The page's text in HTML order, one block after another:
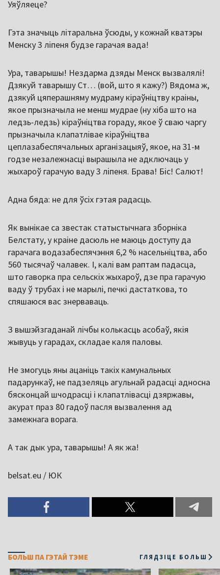
Уяўляеце?
Гэта значыць літаральна ўсюды, у кожнай кватэры
Менску 3 ліпеня будзе гарачая вада!
Ура, таварышы! Нездарма дзяды Менск вызвалялі!
Дзякуй таварышу Ст… (вой, што я кажу?) Вядома ж,
дзякуй цяперашняму мудраму кіраўніцтву краіны,
якое прызначыла не менш мудрае (ну хіба што на
ледзь-ледзь) кіраўніцтва гораду, якое ў сваю чаргу
прызначыла клапатлівае кіраўніцтва
цеплазабеспячальных арганізацыяў, якое, на 31-м
годзе незалежнасці вырашыла не адключаць у
жыхароў гарачую ваду 3 ліпеня. Брава! Біс! Салют!
Адна бяда: не для ўсіх гэтая радасць.
Як вынікае са звестак статыстычнага зборніка
Белстату, у краіне дасюль не маюць доступу да
гарачага водазабеспячэння 6,2 % насельніцтва, або
560 тысячаў чалавек. І, калі вам раптам падасца,
што гаворка пра сельскіх жыхароў, дзе пра гарачую
ваду ў трубах і не марылі, печкі дастаткова, то
спяшаюся вас знерваваць.
З вышэйзгаданай лічбы колькасць асобаў, якія
жывуць у гарадах, складае каля паловы.
Не змогуць яны ацаніць такіх камунальных
падарункаў, не падзеляць агульнай радасці адносна
бясконцай шчодрасці і клапатлівасці дзяржавы,
акурат праз 80 гадоў пасля вызвалення ад
замежнага ворага.
А так дык ура, таварышы! А як жа!
belsat.eu / ЮК
БОЛЬШ ПА ГЭТАЙ ТЭМЕ ГЛЯДЗІЦЕ БОЛЬШ